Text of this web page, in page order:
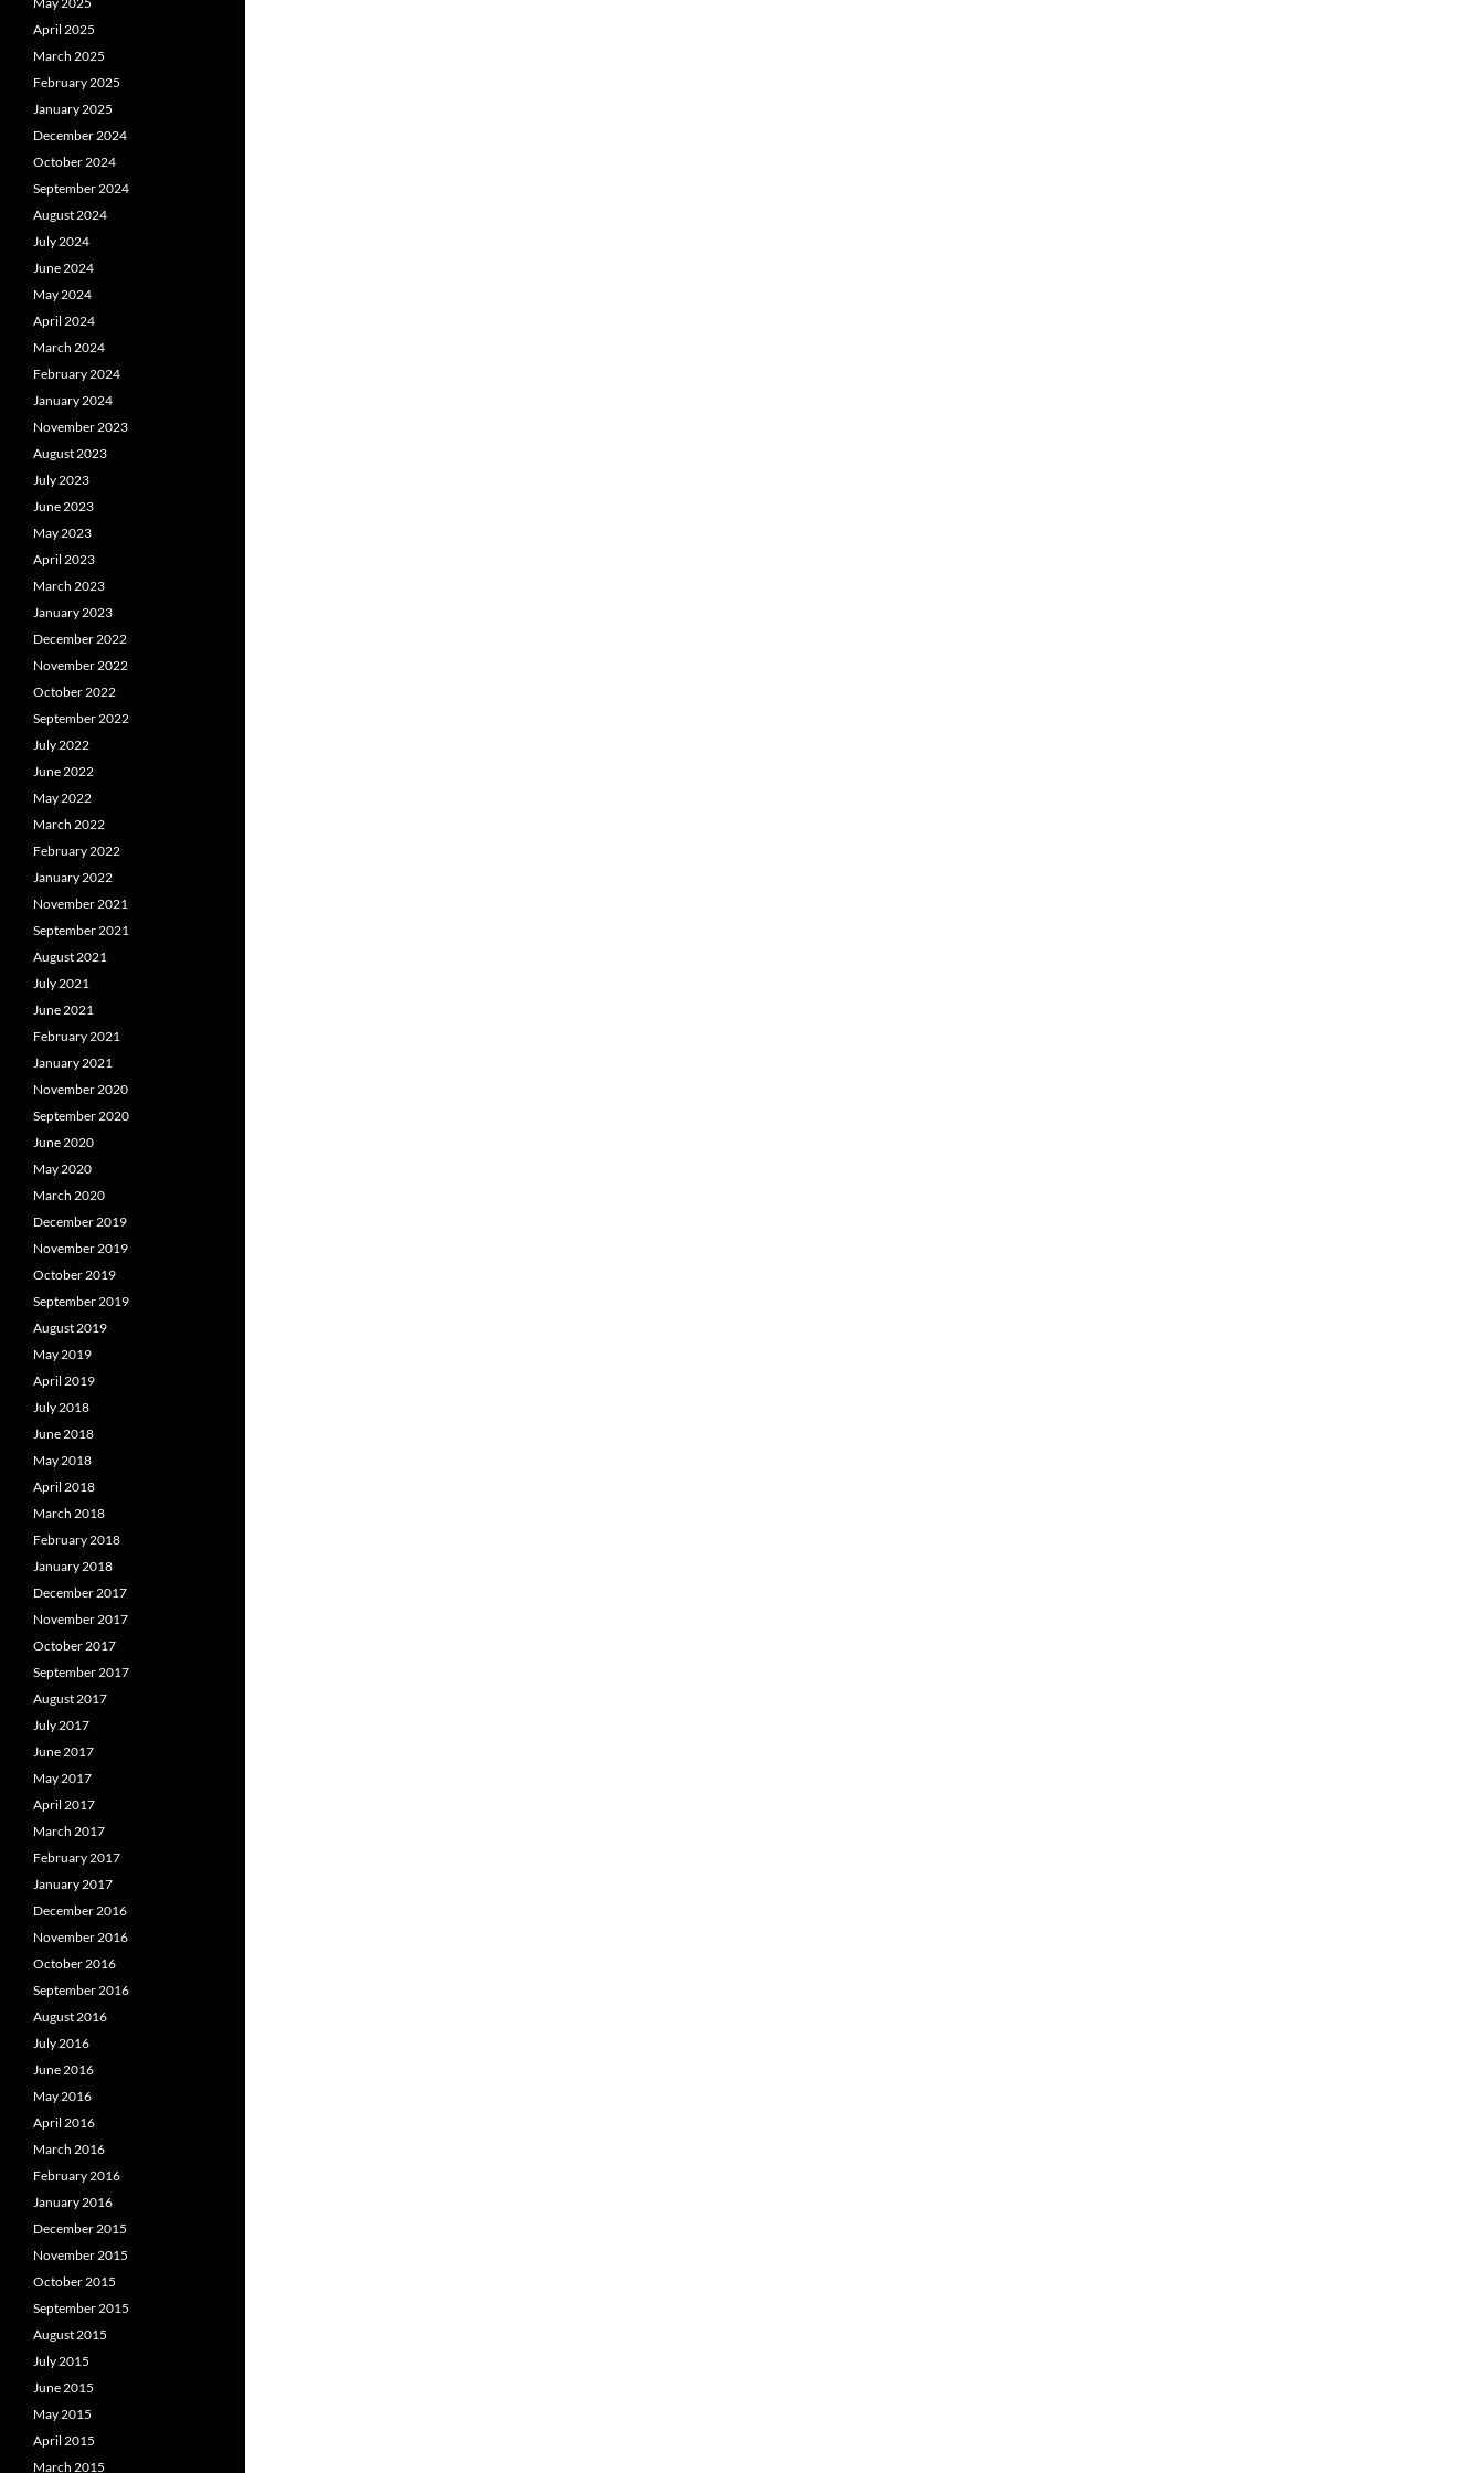
April 2025
March 2025
February 2025
January 2025
December 2024
October 2024
September 2024
August 2024
July 2024
June 2024
May 2024
April 2024
March 2024
February 2024
January 2024
November 2023
August 2023
July 2023
June 2023
May 2023
April 2023
March 2023
January 2023
December 2022
November 2022
October 2022
September 2022
July 2022
June 2022
May 2022
March 2022
February 2022
January 2022
November 2021
September 2021
August 2021
July 2021
June 2021
February 2021
January 2021
November 2020
September 2020
June 2020
May 2020
March 2020
December 2019
November 2019
October 2019
September 2019
August 2019
May 2019
April 2019
July 2018
June 2018
May 2018
April 2018
March 2018
February 2018
January 2018
December 2017
November 2017
October 2017
September 2017
August 2017
July 2017
June 2017
May 2017
April 2017
March 2017
February 2017
January 2017
December 2016
November 2016
October 2016
September 2016
August 2016
July 2016
June 2016
May 2016
April 2016
March 2016
February 2016
January 2016
December 2015
November 2015
October 2015
September 2015
August 2015
July 2015
June 2015
May 2015
April 2015
March 2015